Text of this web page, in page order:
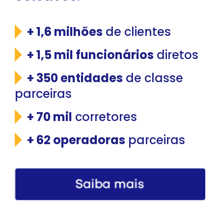
+ 1,6 milhões de clientes
+ 1,5 mil funcionários diretos
+ 350 entidades de classe
parceiras
+ 70 mil corretores
+ 62 operadoras parceiras